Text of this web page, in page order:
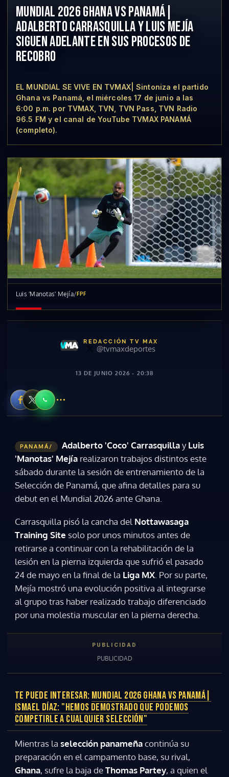
MUNDIAL 2026 GHANA VS PANAMÁ|
ADALBERTO CARRASQUILLA Y LUIS MEJÍA
SIGUEN ADELANTE EN SUS PROCESOS DE
RECOBRO
EL MUNDIAL SE VIVE EN TVMAX| Sintoniza el partido
Ghana vs Panamá, el miércoles 17 de junio a las
6:00 p.m. por TVMAX, TVN, TVN Pass, TVN Radio
96.5 FM y el canal de YouTube TVMAX PANAMÁ
(completo).
Luis 'Manotas' Mejía/FPF
REDACCIÓN TV MAX
@tvmaxdeportes
13 DE JUNIO 2026 - 20:38
PANAMÁ/ Adalberto 'Coco' CarrasquillayLuis
'Manotas' Mejía realizaron trabajos distintos este
sábado durante la sesión de entrenamiento de la
Selección de Panamá, que afina detalles para su
debut en el Mundial 2026 ante Ghana.
Carrasquilla pisó la cancha del Nottawasaga
Training Site solo por unos minutos antes de
retirarse a continuar con la rehabilitación de la
lesión en la pierna izquierda que sufrió el pasado
24 de mayo en la final de la Liga MX . Por su parte,
Mejía mostró una evolución positiva al integrarse
al grupo tras haber realizado trabajo diferenciado
por una molestia muscular en la pierna derecha.
TE PUEDE INTERESAR: MUNDIAL 2026 GHANA VS PANAMÁ|
ISMAEL DÍAZ: "HEMOS DEMOSTRADO QUE PODEMOS
COMPETIRLE A CUALQUIER SELECCIÓN"
Mientras la selección panameñacontinúa su
preparación en el campamento base, su rival,
Ghana, sufre la baja deThomas Partey, a quien el